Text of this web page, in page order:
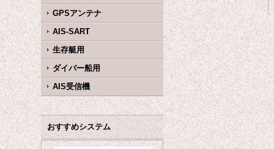
GPSアンテナ
AIS-SART
生存艇用
ダイバー船用
AIS受信機
おすすめシステム